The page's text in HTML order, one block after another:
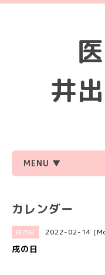
井
MENU ▼
カレンダー
戌の日 2022-02-14
戌の日